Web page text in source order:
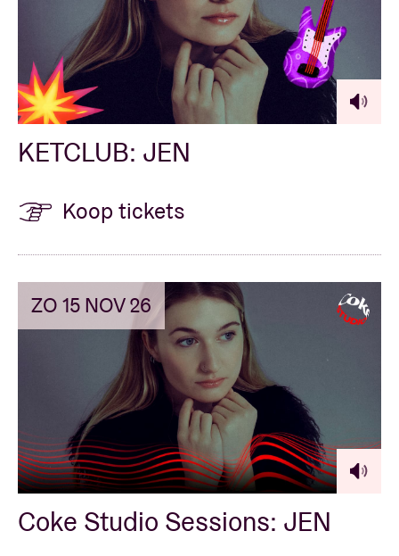
KETCLUB: JEN
Koop tickets
ZO 15 NOV 26
Coke Studio Sessions: JEN